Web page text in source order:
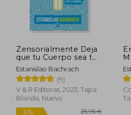
Zensorialmente Deja
que tu Cuerpo sea tu
Cerebro
Estanislao Bachrach
(9)
V & R Editoras, 2023, Tapa
Blanda, Nuevo
y